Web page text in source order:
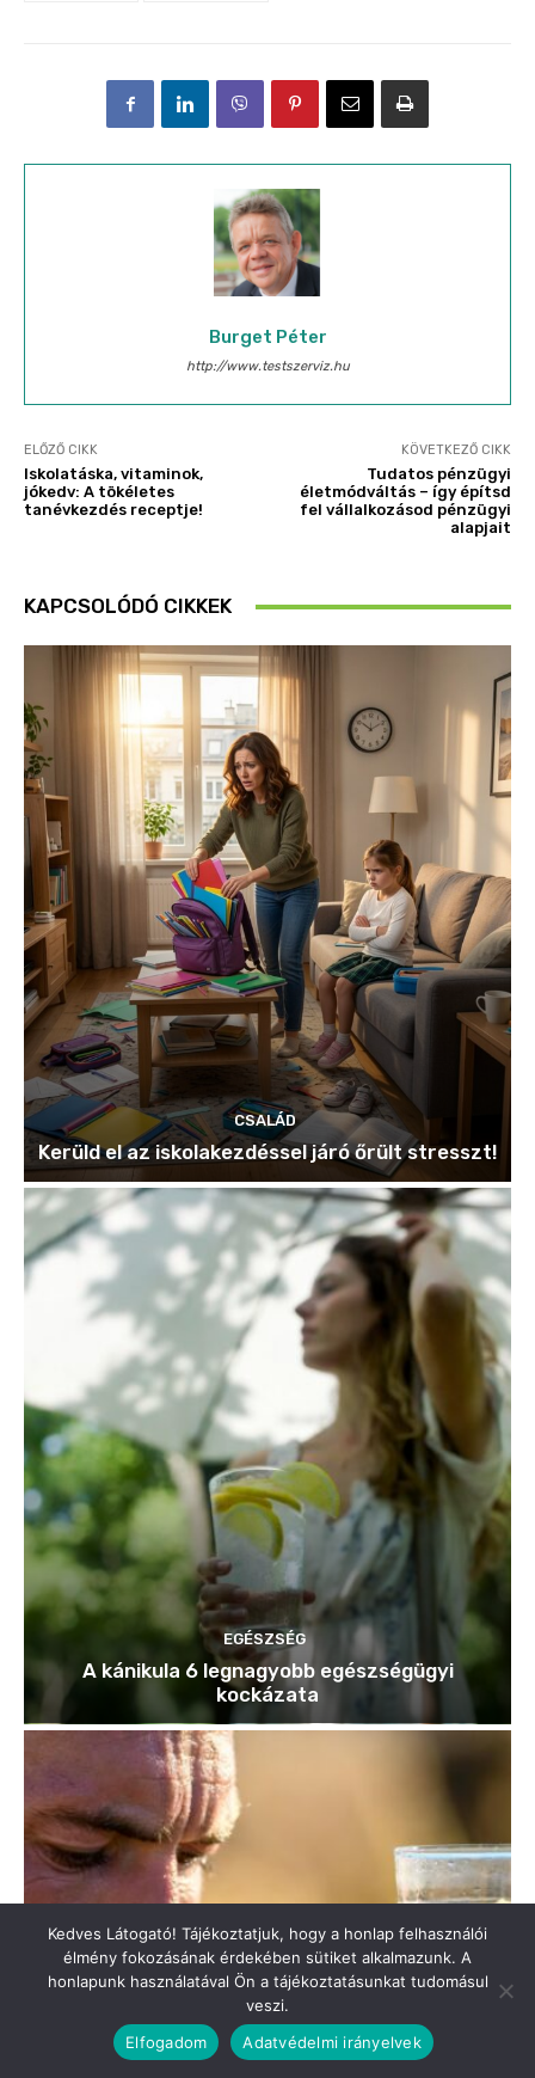
Kedves Látogató! Tájékoztatjuk, hogy a honlap felhasználói
élmény fokozásának érdekében sütiket alkalmazunk. A
honlapunk használatával Ön a tájékoztatásunkat tudomásul
veszi.
Elfogadom
Adatvédelmi irányelvek